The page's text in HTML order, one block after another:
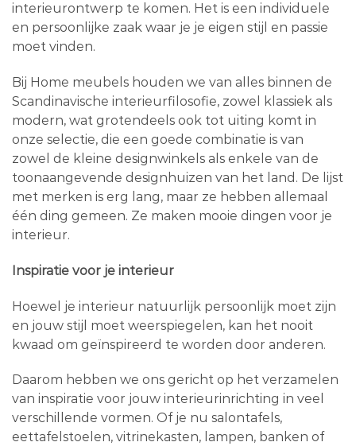
interieurontwerp te komen. Het is een individuele
en persoonlijke zaak waar je je eigen stijl en passie
moet vinden.
Bij Home meubels houden we van alles binnen de
Scandinavische interieurfilosofie, zowel klassiek als
modern, wat grotendeels ook tot uiting komt in
onze selectie, die een goede combinatie is van
zowel de kleine designwinkels als enkele van de
toonaangevende designhuizen van het land. De lijst
met merken is erg lang, maar ze hebben allemaal
één ding gemeen. Ze maken mooie dingen voor je
interieur.
Inspiratie voor je interieur
Hoewel je interieur natuurlijk persoonlijk moet zijn
en jouw stijl moet weerspiegelen, kan het nooit
kwaad om geïnspireerd te worden door anderen.
Daarom hebben we ons gericht op het verzamelen
van inspiratie voor jouw interieurinrichting in veel
verschillende vormen. Of je nu salontafels,
eettafelstoelen, vitrinekasten, lampen, banken of